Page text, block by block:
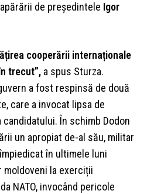
de președintele Igor
cooperării internaționale
trecut”, a spus Sturza.
a fost respinsă de două
care a invocat lipsa de
În schimb Dodon
un apropiat de-al său, militar
în ultimele luni
la exerciții
NATO, invocând pericole